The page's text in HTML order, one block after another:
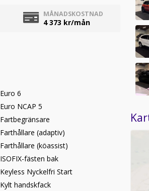
MÅNADSKOSTNAD
4 373 kr/mån
Euro 6
Euro NCAP 5
Fartbegränsare
Farthållare (adaptiv)
Farthållare (köassist)
ISOFIX-fästen bak
Keyless Nyckelfri Start
Kylt handskfack